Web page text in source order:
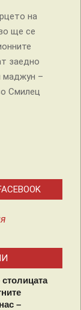
на
ще се
заедно
маджун –
Смилец
–